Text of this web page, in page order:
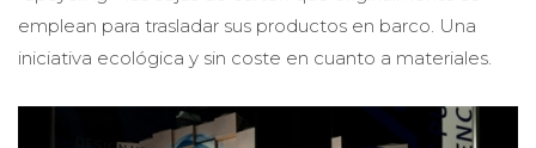
emplean para trasladar sus productos en barco. Una
iniciativa ecológica y sin coste en cuanto a materiales.